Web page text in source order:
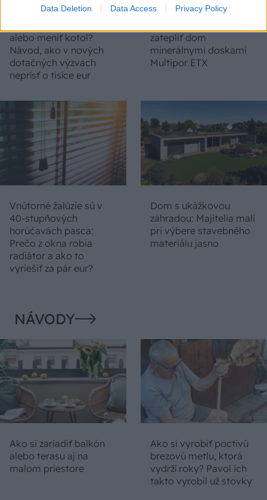
Data Deletion Data Access Privacy Policy
alebo meniť kotol?
Návod, ako v nových
dotačných výzvach
neprísť o tisíce eur
zatepliť dom
minerálnymi doskami
Multipor ETX
Vnútorné žalúzie sú v
40-stupňových
horúčavách pasca:
Prečo z okna robia
radiátor a ako to
vyriešiť za pár eur?
Dom s ukážkovou
záhradou: Majitelia mali
pri výbere stavebného
materiálu jasno
NÁVODY
Ako si zariadiť balkón
alebo terasu aj na
malom priestore
Ako si vyrobiť poctivú
brezovú metlu, ktorá
vydrží roky? Pavol ich
takto vyrobil už stovky